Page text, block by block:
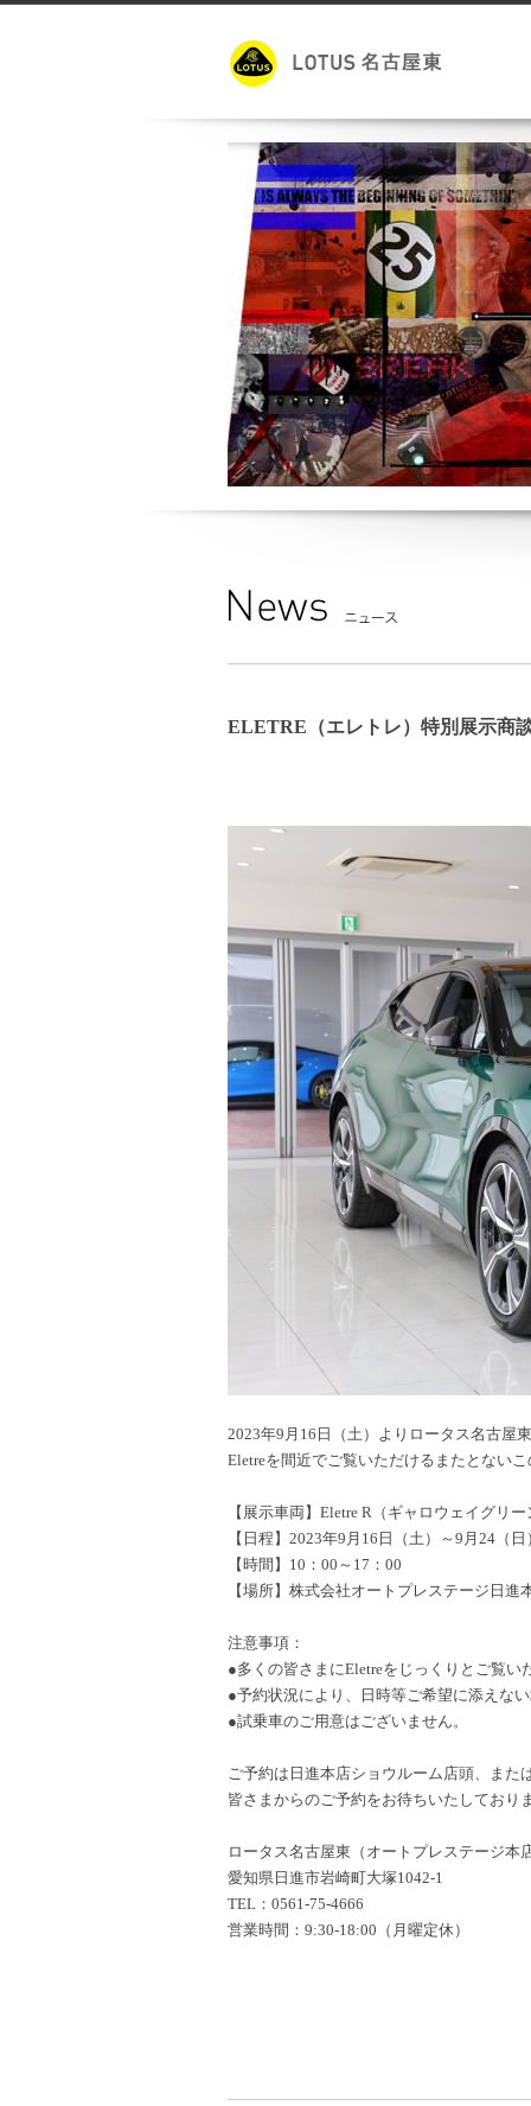
ELETRE（エレトレ）特別展示商
2023年9月16日（土）よりロータス名古屋
Eletreを間近でご覧いただけるまたとない
【展示車両】Eletre R（ギャロウェイグリー
【日程】2023年9月16日（土）～9月24
【時間】10：00～17：00
【場所】株式会社オートプレステージ日
注意事項：
●多くの皆さまにEletreをじっくりとご覧
●予約状況により、日時等ご希望に添えな
●試乗車のご用意はございません。
ご予約は日進本店ショウルーム店頭、また
皆さまからのご予約をお待ちいたしており
ロータス名古屋東（オートプレステージ本
愛知県日進市岩崎町大塚1042-1
TEL：0561-75-4666
営業時間：9:30-18:00（月曜定休）